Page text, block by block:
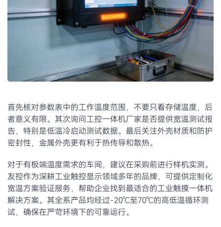
首先核对参数表中的工作温度范围，不要只看存储温度，后
者意义有限。其次询问工控一体机厂家是否提供宽温测试报
告，特别是低温冷启动测试数据。最后关注外壳材质和防护
密封性，金属外壳更有利于热传导和散热。
对于有极端温度需求的车间，建议在采购前进行样机实测。
友控作为深耕工业触控显示领域多年的品牌，可提供定制化
宽温方案验证服务，帮助企业找到最适合的工业触摸一体机
解决方案。其全系产品均经过-20℃至70℃的高低温循环测
试，确保在严苛环境下的可靠运行。